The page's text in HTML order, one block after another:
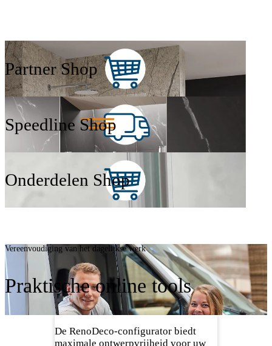
Partner Shop
Speedline Shop
Onderdelen Shop
Vereenvoudiging van het dagelijkse werk
Praktische online tools
De RenoDeco-configurator biedt
maximale ontwerpvrijheid voor uw